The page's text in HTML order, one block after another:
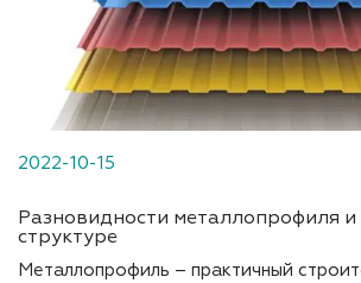
2022-10-15
Разновидности металлопрофиля и
структуре
Металлопрофиль – практичный